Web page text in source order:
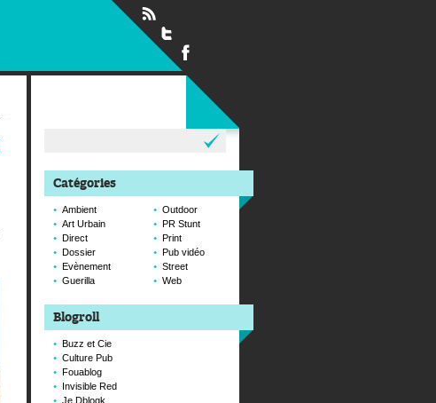
Catégories
Ambient
Art Urbain
Direct
Dossier
Evènement
Guerilla
Outdoor
PR Stunt
Print
Pub vidéo
Street
Web
Blogroll
Buzz et Cie
Culture Pub
Fouablog
Invisible Red
Je Dblogk